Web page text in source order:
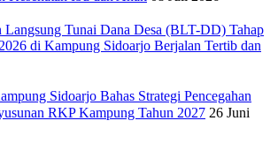
Langsung Tunai Dana Desa (BLT-DD) Tahap
di Kampung Sidoarjo Berjalan Tertib dan
Sidoarjo Bahas Strategi Pencegahan
RKP Kampung Tahun 2027 26 Juni